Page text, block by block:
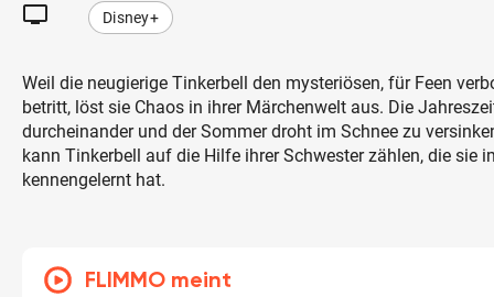
tv Disney+
Weil die neugierige Tinkerbell den mysteriösen, für Feen
betritt, löst sie Chaos in ihrer Märchenwelt aus. Die
durcheinander und der Sommer droht im Schnee zu
kann Tinkerbell auf die Hilfe ihrer Schwester zählen, die sie
kennengelernt hat.
FLIMMO meint